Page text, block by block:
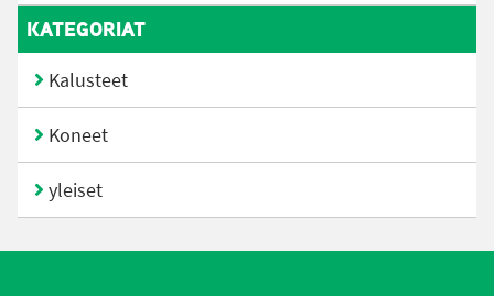
KATEGORIAT
Kalusteet
Koneet
yleiset